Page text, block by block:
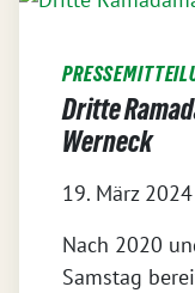
Dritte
Werneck
19. März 2024
Nach 2020
Samstag